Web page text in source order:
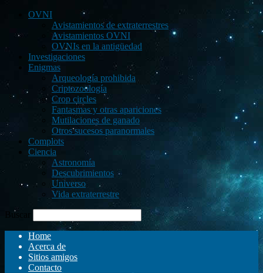
OVNI
Avistamientos de extraterrestres
Avistamientos OVNI
OVNIs en la antigüedad
Investigaciones
Enigmas
Arqueología prohibida
Criptozoología
Crop circles
Fantasmas y otras apariciones
Mutilaciones de ganado
Otros sucesos paranormales
Complots
Ciencia
Astronomía
Descubrimientos
Universo
Vida extraterrestre
Buscar
Home
Acerca de
Sitios amigos
Contacto